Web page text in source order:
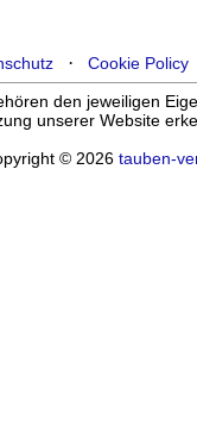
· Cookie Policy
den jeweiligen
unserer Website
© 2026 tauben-